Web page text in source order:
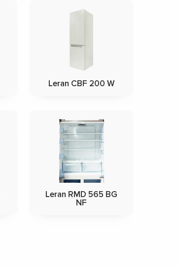
Leran CBF 200 W
Leran RMD 565 BG
NF